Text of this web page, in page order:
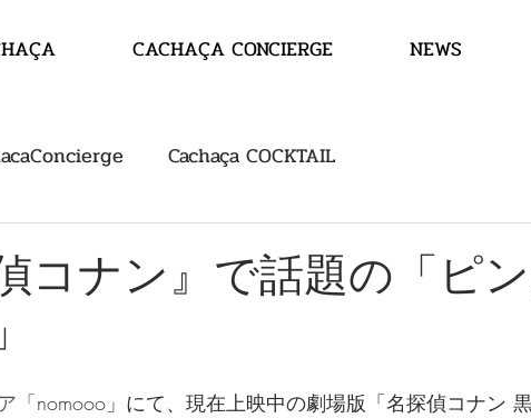
CACHAÇA CONCIERGE NEWS
Cachaça COCKTAIL
コナン』で話題の「ピ
「nomooo」にて、現在上映中の劇場版「名探偵コナン